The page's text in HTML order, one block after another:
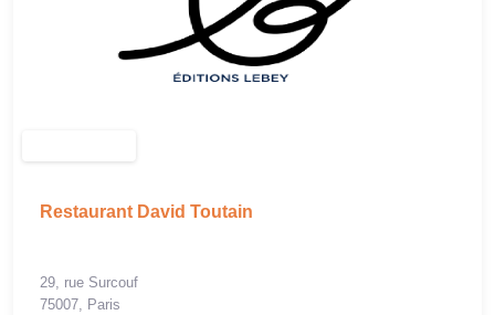
Restaurant David Toutain
29, rue Surcouf
75007, Paris